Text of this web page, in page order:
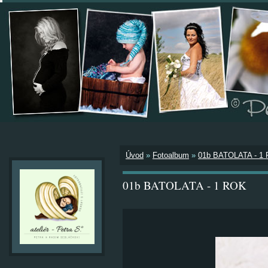
Úvod » Fotoalbum » 01b BATOLATA - 1
01b BATOLATA - 1 ROK